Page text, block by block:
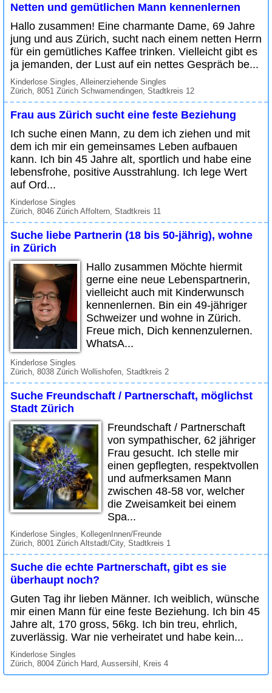
Netten und gemütlichen Mann kennenlernen
Hallo zusammen! Eine charmante Dame, 69 Jahre
jung und aus Zürich, sucht nach einem netten Herrn
für ein gemütliches Kaffee trinken. Vielleicht gibt es
ja jemanden, der Lust auf ein nettes Gespräch be...
Kinderlose Singles, Alleinerziehende Singles
Zürich, 8051 Zürich Schwamendingen, Stadtkreis 12
Frau aus Zürich sucht eine feste Beziehung
Ich suche einen Mann, zu dem ich ziehen und mit
dem ich mir ein gemeinsames Leben aufbauen
kann. Ich bin 45 Jahre alt, sportlich und habe eine
lebensfrohe, positive Ausstrahlung. Ich lege Wert
auf Ord...
Kinderlose Singles
Zürich, 8046 Zürich Affoltern, Stadtkreis 11
Suche liebe Partnerin (18 bis 50-jährig), wohne
in Zürich
Hallo zusammen Möchte hiermit
gerne eine neue Lebenspartnerin,
vielleicht auch mit Kinderwunsch
kennenlernen. Bin ein 49-jähriger
Schweizer und wohne in Zürich.
Freue mich, Dich kennenzulernen.
WhatsA...
Kinderlose Singles
Zürich, 8038 Zürich Wollishofen, Stadtkreis 2
Suche Freundschaft / Partnerschaft, möglichst
Stadt Zürich
Freundschaft / Partnerschaft
von sympathischer, 62 jähriger
Frau gesucht. Ich stelle mir
einen gepflegten, respektvollen
und aufmerksamen Mann
zwischen 48-58 vor, welcher
die Zweisamkeit bei einem
Spa...
Kinderlose Singles, KollegenInnen/Freunde
Zürich, 8001 Zürich Altstadt/City, Stadtkreis 1
Suche die echte Partnerschaft, gibt es sie
überhaupt noch?
Guten Tag ihr lieben Männer. Ich weiblich, wünsche
mir einen Mann für eine feste Beziehung. Ich bin 45
Jahre alt, 170 gross, 56kg. Ich bin treu, ehrlich,
zuverlässig. War nie verheiratet und habe kein...
Kinderlose Singles
Zürich, 8004 Zürich Hard, Aussersihl, Kreis 4